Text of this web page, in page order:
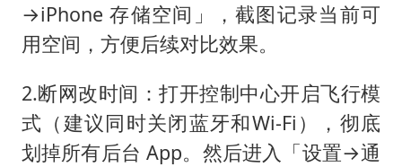
→iPhone 存储空间」，截图记录当前可
用空间，方便后续对比效果。
2.断网改时间：打开控制中心开启飞行模
式（建议同时关闭蓝牙和Wi-Fi），彻底
划掉所有后台 App。然后进入「设置→通